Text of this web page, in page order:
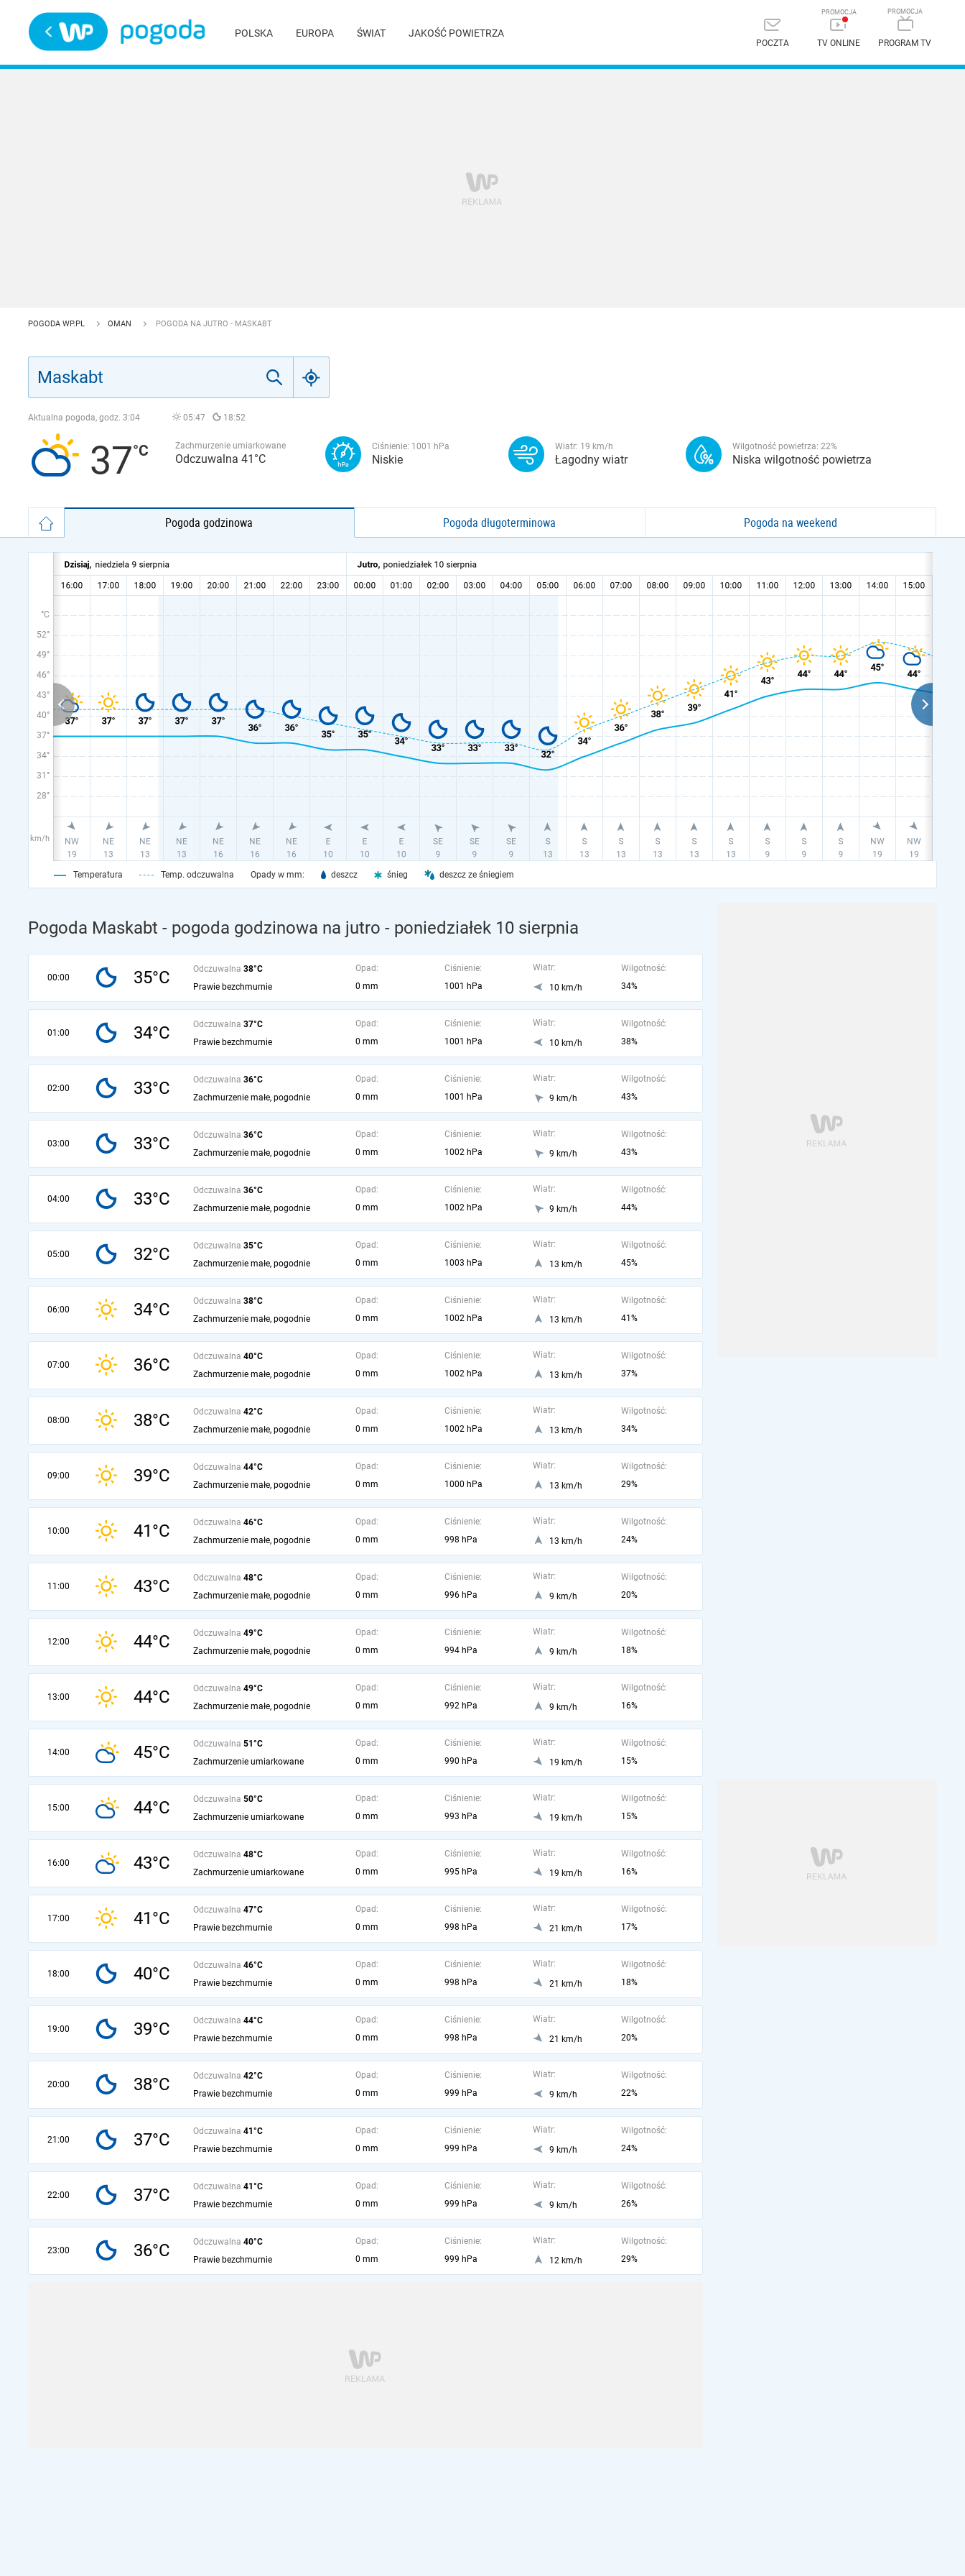
POLSKA EUROPA ŚWIAT JAKOŚĆ POWIETRZA
POCZTA TV ONLINE PROGRAM TV
POGODA WP.PL OMAN POGODA NA JUTRO - MASKABT
Aktualna pogoda, godz. 3:04 05:47 18:52
37 Zachmurzenie umiarkowane
Odczuwalna 41°C
Ciśnienie: 1001 hPa
Niskie
Wiatr: 19 km/h
Łagodny wiatr
Wilgotność powietrza: 22%
Niska wilgotność powietrza
Pogoda godzinowa Pogoda długoterminowa Pogoda na weekend
°C
52°
49°
46°
43°
40°
37°
34°
31°
28°
km/h
Temperatura Temp. odczuwalna Opady w mm: deszcz śnieg deszcz ze śniegiem
Pogoda Maskabt - pogoda godzinowa na jutro - poniedziałek 10 sierpnia
00:00 35°C Odczuwalna 38°C
Prawie bezchmurnie
Opad:
0 mm
Ciśnienie:
1001 hPa
Wiatr:
10 km/h
Wilgotność:
34%
01:00 34°C Odczuwalna 37°C
Prawie bezchmurnie
Opad:
0 mm
Ciśnienie:
1001 hPa
Wiatr:
10 km/h
Wilgotność:
38%
02:00 33°C Odczuwalna 36°C
Zachmurzenie małe, pogodnie
Opad:
0 mm
Ciśnienie:
1001 hPa
Wiatr:
9 km/h
Wilgotność:
43%
03:00 33°C Odczuwalna 36°C
Zachmurzenie małe, pogodnie
Opad:
0 mm
Ciśnienie:
1002 hPa
Wiatr:
9 km/h
Wilgotność:
43%
04:00 33°C Odczuwalna 36°C
Zachmurzenie małe, pogodnie
Opad:
0 mm
Ciśnienie:
1002 hPa
Wiatr:
9 km/h
Wilgotność:
44%
05:00 32°C Odczuwalna 35°C
Zachmurzenie małe, pogodnie
Opad:
0 mm
Ciśnienie:
1003 hPa
Wiatr:
13 km/h
Wilgotność:
45%
06:00 34°C Odczuwalna 38°C
Zachmurzenie małe, pogodnie
Opad:
0 mm
Ciśnienie:
1002 hPa
Wiatr:
13 km/h
Wilgotność:
41%
07:00 36°C Odczuwalna 40°C
Zachmurzenie małe, pogodnie
Opad:
0 mm
Ciśnienie:
1002 hPa
Wiatr:
13 km/h
Wilgotność:
37%
08:00 38°C Odczuwalna 42°C
Zachmurzenie małe, pogodnie
Opad:
0 mm
Ciśnienie:
1002 hPa
Wiatr:
13 km/h
Wilgotność:
34%
09:00 39°C Odczuwalna 44°C
Zachmurzenie małe, pogodnie
Opad:
0 mm
Ciśnienie:
1000 hPa
Wiatr:
13 km/h
Wilgotność:
29%
10:00 41°C Odczuwalna 46°C
Zachmurzenie małe, pogodnie
Opad:
0 mm
Ciśnienie:
998 hPa
Wiatr:
13 km/h
Wilgotność:
24%
11:00 43°C Odczuwalna 48°C
Zachmurzenie małe, pogodnie
Opad:
0 mm
Ciśnienie:
996 hPa
Wiatr:
9 km/h
Wilgotność:
20%
12:00 44°C Odczuwalna 49°C
Zachmurzenie małe, pogodnie
Opad:
0 mm
Ciśnienie:
994 hPa
Wiatr:
9 km/h
Wilgotność:
18%
13:00 44°C Odczuwalna 49°C
Zachmurzenie małe, pogodnie
Opad:
0 mm
Ciśnienie:
992 hPa
Wiatr:
9 km/h
Wilgotność:
16%
14:00 45°C Odczuwalna 51°C
Zachmurzenie umiarkowane
Opad:
0 mm
Ciśnienie:
990 hPa
Wiatr:
19 km/h
Wilgotność:
15%
15:00 44°C Odczuwalna 50°C
Zachmurzenie umiarkowane
Opad:
0 mm
Ciśnienie:
993 hPa
Wiatr:
19 km/h
Wilgotność:
15%
16:00 43°C Odczuwalna 48°C
Zachmurzenie umiarkowane
Opad:
0 mm
Ciśnienie:
995 hPa
Wiatr:
19 km/h
Wilgotność:
16%
17:00 41°C Odczuwalna 47°C
Prawie bezchmurnie
Opad:
0 mm
Ciśnienie:
998 hPa
Wiatr:
21 km/h
Wilgotność:
17%
18:00 40°C Odczuwalna 46°C
Prawie bezchmurnie
Opad:
0 mm
Ciśnienie:
998 hPa
Wiatr:
21 km/h
Wilgotność:
18%
19:00 39°C Odczuwalna 44°C
Prawie bezchmurnie
Opad:
0 mm
Ciśnienie:
998 hPa
Wiatr:
21 km/h
Wilgotność:
20%
20:00 38°C Odczuwalna 42°C
Prawie bezchmurnie
Opad:
0 mm
Ciśnienie:
999 hPa
Wiatr:
9 km/h
Wilgotność:
22%
21:00 37°C Odczuwalna 41°C
Prawie bezchmurnie
Opad:
0 mm
Ciśnienie:
999 hPa
Wiatr:
9 km/h
Wilgotność:
24%
22:00 37°C Odczuwalna 41°C
Prawie bezchmurnie
Opad:
0 mm
Ciśnienie:
999 hPa
Wiatr:
9 km/h
Wilgotność:
26%
23:00 36°C Odczuwalna 40°C
Prawie bezchmurnie
Opad:
0 mm
Ciśnienie:
999 hPa
Wiatr:
12 km/h
Wilgotność:
29%